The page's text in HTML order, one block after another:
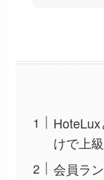
けで上
会員ラ